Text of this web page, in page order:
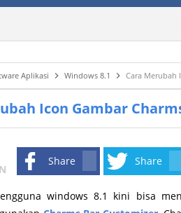
Aplikasi Windows 8.1 Cara Merubah
Icon Gambar
Share Share
windows 8.1 kini bisa